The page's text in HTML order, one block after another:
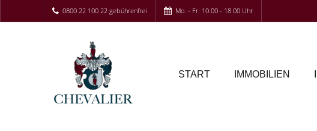
0800 22 100 22 gebührenfrei Mo. - Fr. 10.00 - 18.00 Uhr
START IMMOBILIEN